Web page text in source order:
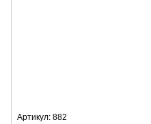
Артикул: 882